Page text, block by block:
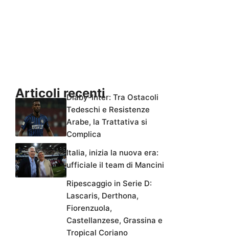
Articoli recentiDiaby-Inter: Tra Ostacoli
Tedeschi e Resistenze
Arabe, la Trattativa si
Complica
Italia, inizia la nuova era:
ufficiale il team di Mancini
Ripescaggio in Serie D:
Lascaris, Derthona,
Fiorenzuola,
Castellanzese, Grassina e
Tropical Coriano